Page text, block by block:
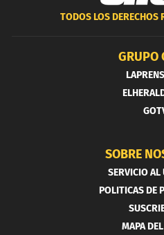
TODOS LOS DERECHOS
GRUPO
SOBRE
SERVICIO AL
POLITICAS DE
MAPA